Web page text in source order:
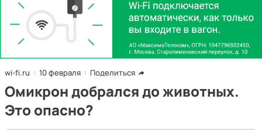
wi-fi.ru 10 февраля Поделиться
Омикрон добрался до животных.
Это опасно?